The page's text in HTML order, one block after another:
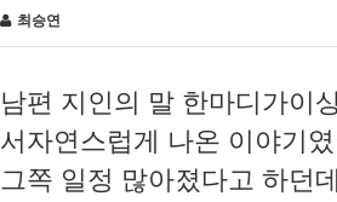
최승연
남편 지인의 말 한마디가이
서자연스럽게 나온 이야기
그쪽 일정 많아졌다고 하던